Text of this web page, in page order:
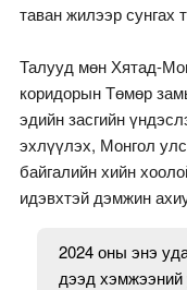
таван жилээр сунгах
Талууд мөн Хятад-
коридорын Төмөр
эдийн засгийн
эхлүүлэх, Монгол
байгалийн хийн
идэвхтэй дэмжин
2024 оны энэ
дээд